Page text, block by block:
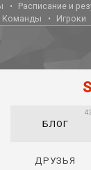
Расписание и
Команды Игроки
БЛОГ
ДРУЗЬЯ